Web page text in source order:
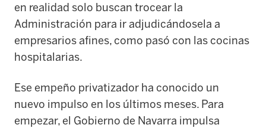
en realidad solo buscan trocear la
Administración para ir adjudicándosela a
empresarios afines, como pasó con las cocinas
hospitalarias.
Ese empeño privatizador ha conocido un
nuevo impulso en los últimos meses. Para
empezar, el Gobierno de Navarra impulsa